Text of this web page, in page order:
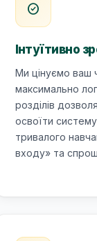
check_circle
Інтуїтивно
Ми цінуємо ваш
максимально
розділів
освоїти
тривалого
входу» та